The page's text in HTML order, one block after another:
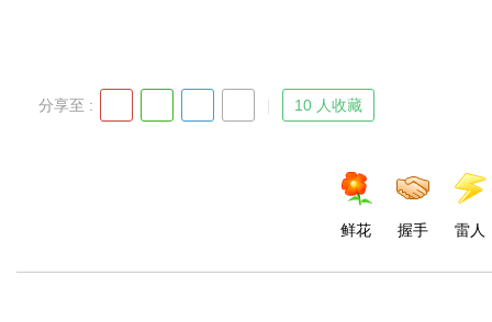
分享至 : 10 人收藏
鲜花 握手 雷人